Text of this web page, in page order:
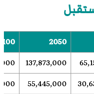
2050
137,873,000
55,445,000